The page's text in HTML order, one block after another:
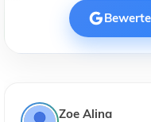
Zoe Alina